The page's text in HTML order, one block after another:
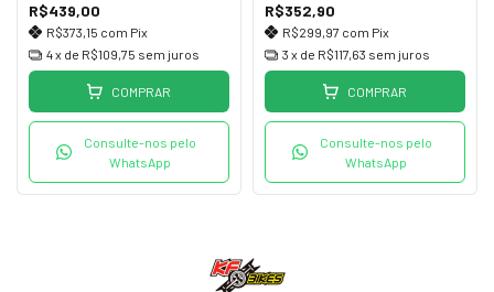
R$439,00
R$373,15 com Pix
4x de R$109,75 sem juros
COMPRAR
Consulte-nos pelo
WhatsApp
R$352,90
R$299,97 com Pix
3 x de R$117,63 sem juros
COMPRAR
Consulte-nos pelo
WhatsApp